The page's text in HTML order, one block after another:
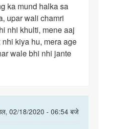
ka mund halka sa
upar wali chamri
nhi khulti, mene aaj
kiya hu, mera age
wale bhi nhi jante
02/18/2020 - 06:54 बजे